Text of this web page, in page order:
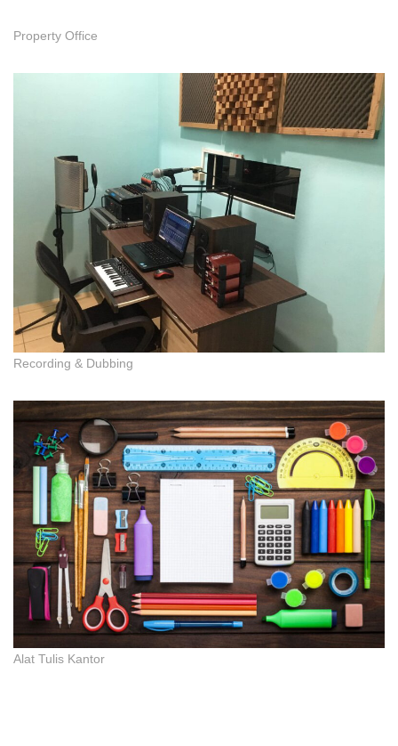
Property Office
Recording & Dubbing
Alat Tulis Kantor